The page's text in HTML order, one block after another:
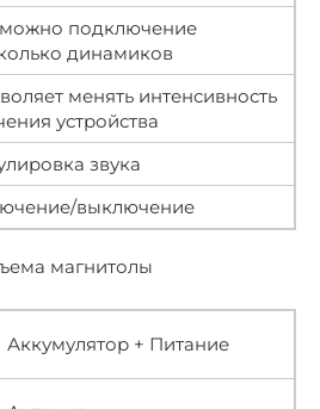
подключение
динамиков
менять интенсивность
устройства
звука
выключение
магнитолы
Аккумулятор + Питание